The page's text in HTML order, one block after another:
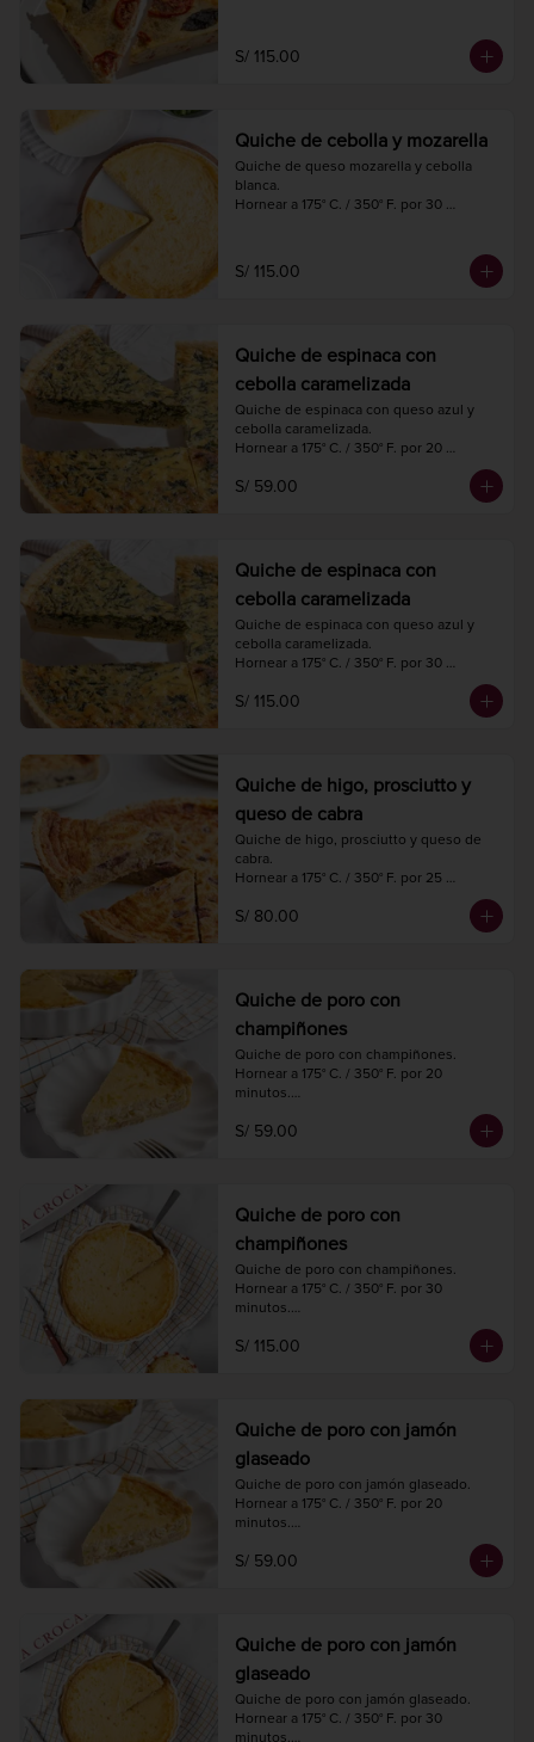
8 a 10 porciones.
S/ 115.00
Quiche de cebolla y mozarella
Quiche de queso mozarella y cebolla
blanca.
Hornear a 175° C. / 350° F. por 30
8 a 10 porciones.
S/ 115.00
Quiche de espinaca con
cebolla caramelizada
Quiche de espinaca con queso azul y
cebolla caramelizada.
Hornear a 175° C. / 350° F. por 20
Diámetro 18 cm.
S/ 59.00
Quiche de espinaca con
cebolla caramelizada
Quiche de espinaca con queso azul y
cebolla caramelizada.
Hornear a 175° C. / 350° F. por 30
Diámetro 27 cm.
S/ 115.00
Quiche de higo, prosciutto y
queso de cabra
Quiche de higo, prosciutto y queso de
cabra.
Hornear a 175° C. / 350° F. por 25
Diámetro 22 cm.
S/ 80.00
Quiche de poro con
champiñones
Quiche de poro con champiñones.
Hornear a 175° C. / 350° F. por 20
minutos.
4 porciones.
S/ 59.00
Quiche de poro con
champiñones
Quiche de poro con champiñones.
Hornear a 175° C. / 350° F. por 30
minutos.
8 a 10 porciones.
S/ 115.00
Quiche de poro con jamón
glaseado
Quiche de poro con jamón glaseado.
Hornear a 175° C. / 350° F. por 20
minutos.
4 porciones.
S/ 59.00
Quiche de poro con jamón
glaseado
Quiche de poro con jamón glaseado.
Hornear a 175° C. / 350° F. por 30
minutos.